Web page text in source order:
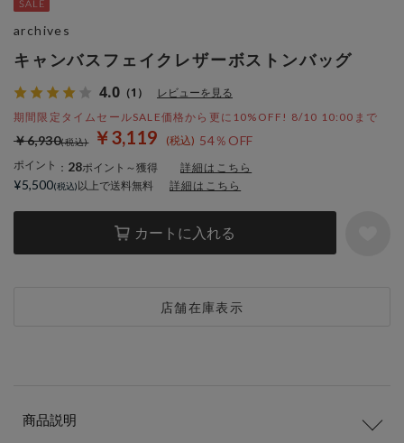
キャンバスフェイクレザーボストンバッグ
4.0 （1） レビューを見る
期間限定タイムセールSALE価格から更に10%OFF! 8/10 10:00まで
￥3,119 54％OFF
￥6,930
ポイント ： 28ポイント～獲得 詳細はこちら
カートに入れる
店舗在庫表示
archives
¥5,500 以上で送料無料 詳細はこちら
商品説明